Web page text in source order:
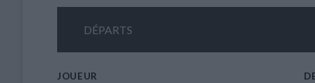
DÉPARTS
JOUEUR